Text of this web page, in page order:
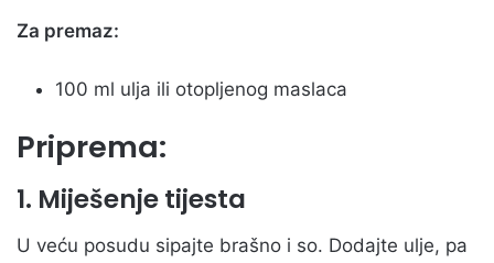
Za premaz:
100 ml ulja ili otopljenog maslaca
Priprema:
1. Miješenje tijesta
U veću posudu sipajte brašno i so. Dodajte ulje, pa